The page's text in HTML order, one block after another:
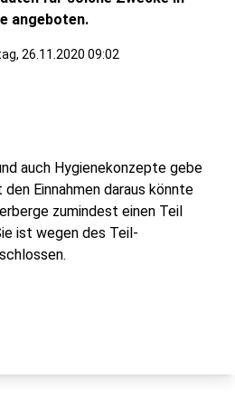
angeboten.
26.11.2020 09:02
auch Hygienekonzepte gebe
Einnahmen daraus könnte
zumindest einen Teil
ist wegen des Teil-